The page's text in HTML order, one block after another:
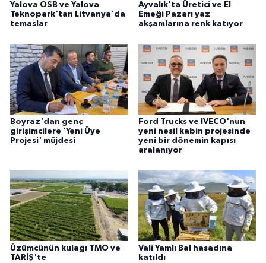
Yalova OSB ve Yalova
Teknopark'tan Litvanya'da
temaslar
Ayvalık'ta Üretici ve El
Emeği Pazarı yaz
akşamlarına renk katıyor
Boyraz'dan genç
girişimcilere 'Yeni Üye
Projesi' müjdesi
Ford Trucks ve IVECO'nun
yeni nesil kabin projesinde
yeni bir dönemin kapısı
aralanıyor
Üzümcünün kulağı TMO ve
TARİŞ'te
Vali Yamlı Bal hasadına
katıldı